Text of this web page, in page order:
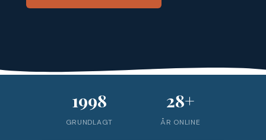
1998
GRUNDLAGT
28+
ÅR ONLINE